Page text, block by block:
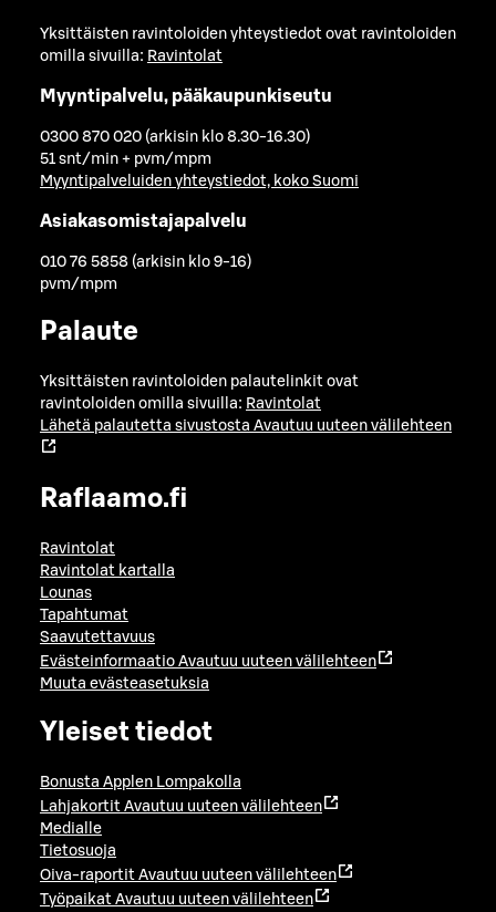
Yksittäisten ravintoloiden yhteystiedot ovat ravintoloiden
omilla sivuilla: Ravintolat
Myyntipalvelu, pääkaupunkiseutu
0300 870 020 (arkisin klo 8.30-16.30)
51 snt/min + pvm/mpm
Myyntipalveluiden yhteystiedot, koko Suomi
Asiakasomistajapalvelu
010 76 5858 (arkisin klo 9-16)
pvm/mpm
Palaute
Yksittäisten ravintoloiden palautelinkit ovat
ravintoloiden omilla sivuilla: Ravintolat
Lähetä palautetta sivustosta Avautuu uuteen välilehteen
Raflaamo.fi
Ravintolat
Ravintolat kartalla
Lounas
Tapahtumat
Saavutettavuus
Evästeinformaatio Avautuu uuteen välilehteen
Muuta evästeasetuksia
Yleiset tiedot
Bonusta Applen Lompakolla
Lahjakortit Avautuu uuteen välilehteen
Medialle
Tietosuoja
Oiva-raportit Avautuu uuteen välilehteen
Työpaikat Avautuu uuteen välilehteen